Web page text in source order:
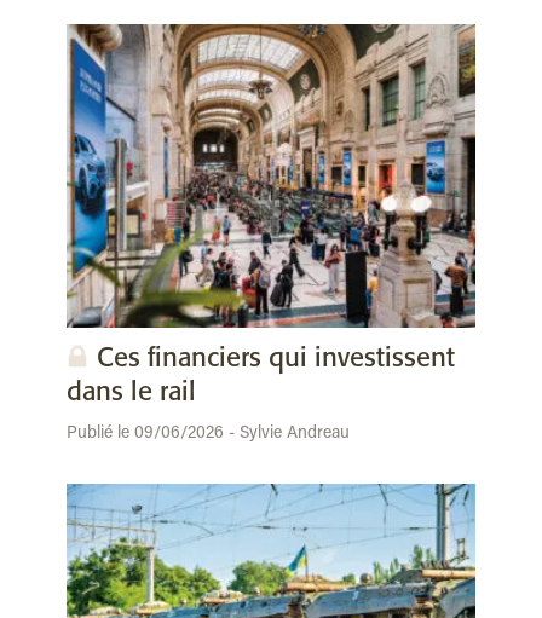
Ces financiers qui investissent
dans le rail
Publié le 09/06/2026 - Sylvie Andreau